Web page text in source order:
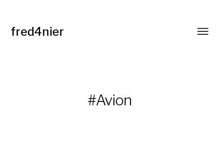
fred4nier
#Avion